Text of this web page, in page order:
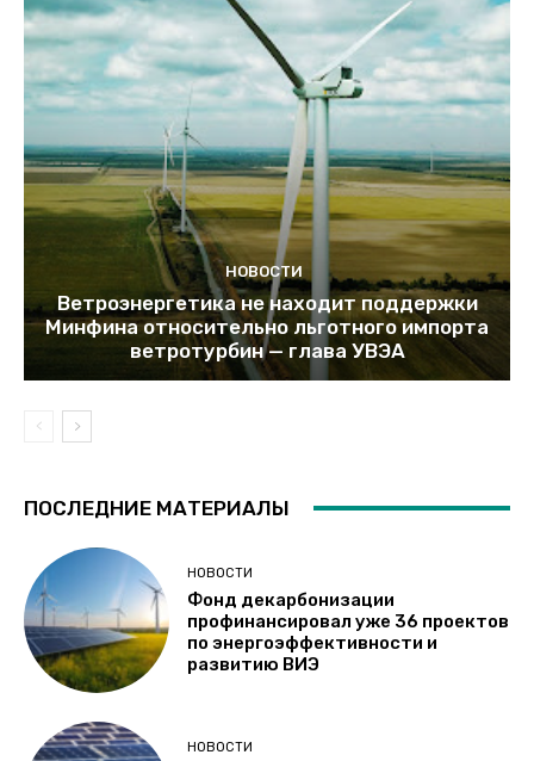
НОВОСТИ
Ветроэнергетика не находит поддержки
Минфина относительно льготного импорта
ветротурбин — глава УВЭА
ПОСЛЕДНИЕ МАТЕРИАЛЫ
НОВОСТИ
Фонд декарбонизации
профинансировал уже 36 проектов
по энергоэффективности и
развитию ВИЭ
НОВОСТИ